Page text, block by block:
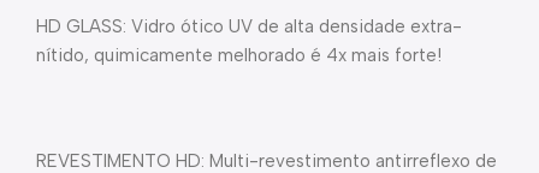
HD GLASS: Vidro ótico UV de alta densidade extra-
nítido, quimicamente melhorado é 4x mais forte!
REVESTIMENTO HD: Multi-revestimento antirreflexo de